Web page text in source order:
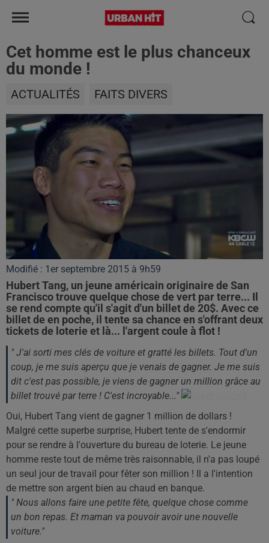
Cet homme est le plus chanceux
du monde !
ACTUALITÉS FAITS DIVERS
Modifié : 1er septembre 2015 à 9h59
Hubert Tang, un jeune américain originaire de San
Francisco trouve quelque chose de vert par terre... Il
se rend compte qu'il s'agit d'un billet de 20$. Avec ce
billet de en poche, il tente sa chance en s'offrant deux
tickets de loterie et là... l'argent coule à flot !
" J'ai sorti mes clés de voiture et gratté les billets. Tout d'un
coup, je me suis aperçu que je venais de gagner. Je me suis
dit c'est pas possible, je viens de gagner un million grâce au
billet trouvé par terre ! C'est incroyable..."
Oui, Hubert Tang vient de gagner 1 million de dollars !
Malgré cette superbe surprise, Hubert tente de s'endormir
pour se rendre à l'ouverture du bureau de loterie. Le jeune
homme reste tout de même très raisonnable, il n'a pas loupé
un seul jour de travail pour fêter son million ! Il a l'intention
de mettre son argent bien au chaud en banque.
" Nous allons faire une petite fête, quelque chose comme
un bon repas. Et maman va pouvoir avoir une nouvelle
voiture."